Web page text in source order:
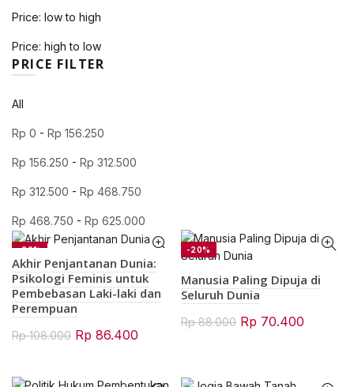
Price: low to high
Price: high to low
PRICE FILTER
All
Rp 0 - Rp 156.250
Rp 156.250 - Rp 312.500
Rp 312.500 - Rp 468.750
Rp 468.750 - Rp 625.000
-20%
Akhir Penjantanan Dunia:
Psikologi Feminis untuk
Pembebasan Laki-laki dan
Perempuan
Rp108.000 Original
Rp 86.400
-20%
Manusia Paling Dipuja di
Seluruh Dunia
Rp88.000 Original
Rp 88.000.
Rp 70.400
Rp